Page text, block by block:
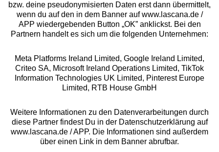
Rechtliches
Alle Preise inkl. MwSt., zzgl.
Versandkosten
** Bonität vorausgesetzt, berechtigt zur Bonitätsprüfung
bzw. deine pseudonymisierten Daten erst dann übermittelt,
wenn du auf den in dem Banner auf www.lascana.de /
APP wiedergebenden Button „OK” anklickst. Bei den
Partnern handelt es sich um die folgenden Unternehmen:
Meta Platforms Ireland Limited, Google Ireland Limited,
Criteo SA, Microsoft Ireland Operations Limited, TikTok
Information Technologies UK Limited, Pinterest Europe
Limited, RTB House GmbH
Weitere Informationen zu den Datenverarbeitungen durch
diese Partner findest Du in der Datenschutzerklärung auf
www.lascana.de / APP. Die Informationen sind außerdem
über einen Link in dem Banner abrufbar.